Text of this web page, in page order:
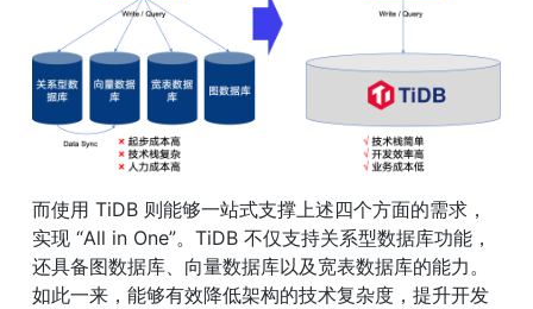
而使用 TiDB 则能够一站式支撑上述四个方面的需求，
实现 “All in One”。TiDB 不仅支持关系型数据库功能，
还具备图数据库、向量数据库以及宽表数据库的能力。
如此一来，能够有效降低架构的技术复杂度，提升开发